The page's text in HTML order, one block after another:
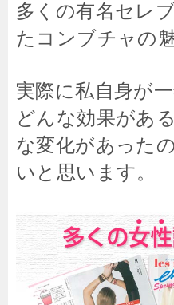
多くの有名セレ
たコンブチャの
実際に私自身が
どんな効果があ
な変化があった
いと思います。